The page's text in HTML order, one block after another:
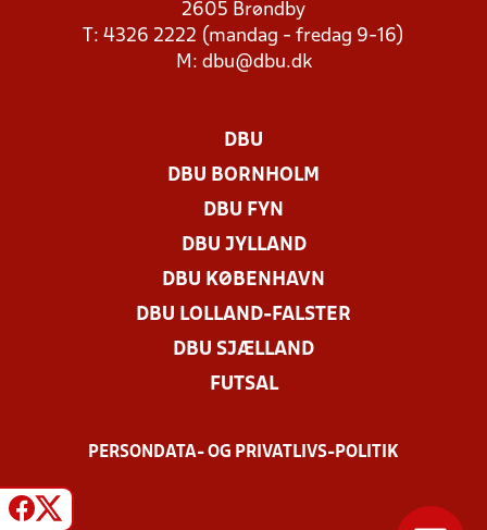
2605 Brøndby
T: 4326 2222 (mandag - fredag 9-16)
M: dbu@dbu.dk
DBU
DBU BORNHOLM
DBU FYN
DBU JYLLAND
DBU KØBENHAVN
DBU LOLLAND-FALSTER
DBU SJÆLLAND
FUTSAL
PERSONDATA- OG PRIVATLIVS-POLITIK